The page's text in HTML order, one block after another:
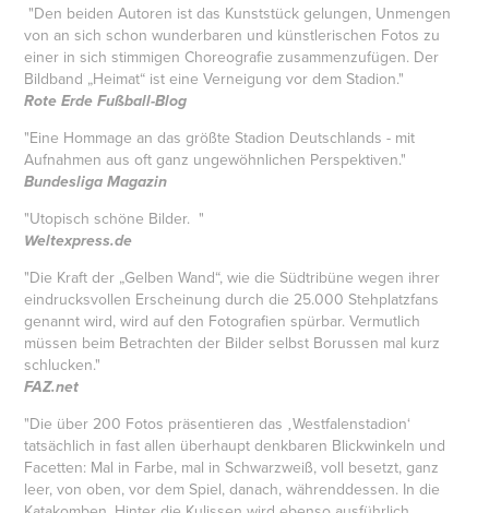
"Den beiden Autoren ist das Kunststück gelungen, Unmengen
von an sich schon wunderbaren und künstlerischen Fotos zu
einer in sich stimmigen Choreografie zusammenzufügen. Der
Bildband „Heimat“ ist eine Verneigung vor dem Stadion."
Rote Erde Fußball-Blog
"Eine Hommage an das größte Stadion Deutschlands - mit
Aufnahmen aus oft ganz ungewöhnlichen Perspektiven."
Bundesliga Magazin
"Utopisch schöne Bilder. "
Weltexpress.de
"Die Kraft der „Gelben Wand“, wie die Südtribüne wegen ihrer
eindrucksvollen Erscheinung durch die 25.000 Stehplatzfans
genannt wird, wird auf den Fotografien spürbar. Vermutlich
müssen beim Betrachten der Bilder selbst Borussen mal kurz
schlucken."
FAZ.net
"Die über 200 Fotos präsentieren das ‚Westfalenstadion‘
tatsächlich in fast allen überhaupt denkbaren Blickwinkeln und
Facetten: Mal in Farbe, mal in Schwarzweiß, voll besetzt, ganz
leer, von oben, vor dem Spiel, danach, währenddessen. In die